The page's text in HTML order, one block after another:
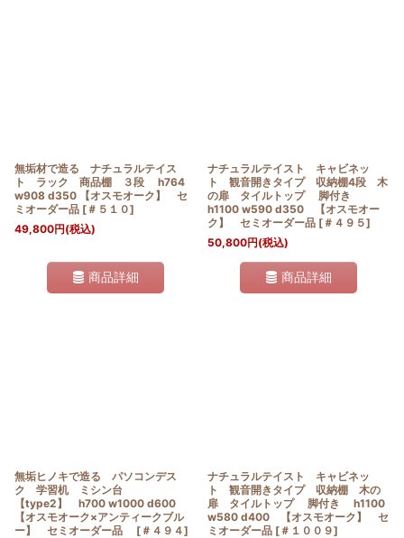
無垢材で造る ナチュラルテイス
ト ラック 商品棚 ３段 h764
w908 d350 【オスモオーク】 セ
ミオーダー品 [ ＃５１０]
49,800円(税込)
商品詳細
ナチュラルテイスト キャビネッ
ト 観音開きタイプ 収納棚4段 木
の扉 タイルトップ 脚付き
h1100 w590 d350 【オスモオー
ク】 セミオーダー品 [ ＃４９５]
50,800円(税込)
商品詳細
無垢ヒノキで造る パソコンデス
ク 学習机 ミシン台
【type2】 h700 w1000 d600
【オスモオーク×アンティークブル
ー】 セミオーダー品
[ ＃４９４]
ナチュラルテイスト キャビネッ
ト 観音開きタイプ 収納棚 木の
扉 タイルトップ 脚付き h1100
w580 d400 【オスモオーク】 セ
ミオーダー品 [ ＃１００９]